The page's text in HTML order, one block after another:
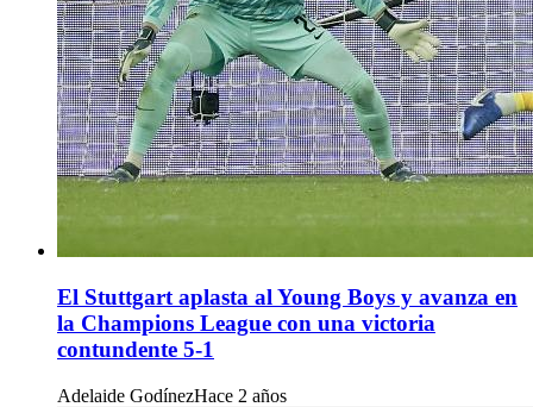
El Stuttgart aplasta al Young Boys y avanza en
la Champions League con una victoria
contundente 5-1
Adelaide GodínezHace 2 años